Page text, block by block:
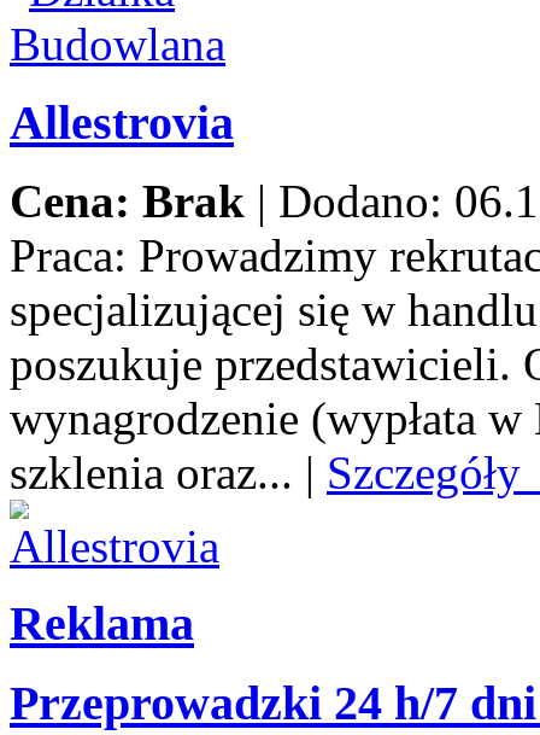
Allestrovia
Cena: Brak | Dodano:
Praca: Prowadzimy
specjalizującej się w
poszukuje przedstawicieli.
wynagrodzenie (wypłata
szklenia oraz... |
Reklama
Przeprowadzki 24 h/7